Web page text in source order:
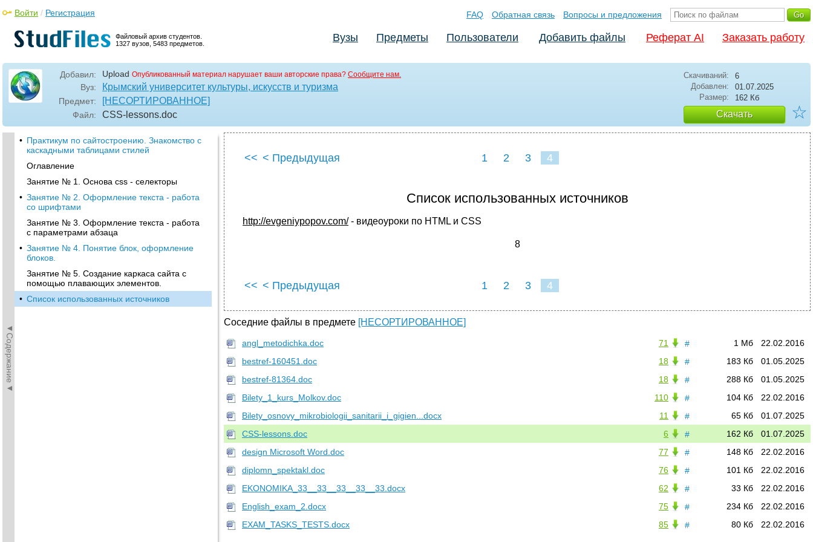
Файловый архив студентов.
1327 вузов, 5483 предметов.
Войти / Регистрация FAQ Обратная связь Вопросы и предложения
Вузы Предметы Пользователи Добавить файлы Реферат AI Заказать работу
Добавил: Upload Опубликованный материал нарушает ваши авторские права? Сообщите нам.
Вуз: Крымский университет культуры, искусств и туризма
Предмет: [НЕСОРТИРОВАННОЕ]
Файл: CSS-lessons.doc
Скачиваний:
6
Добавлен:
01.07.2025
Размер:
162 Кб
Скачать ☆
◄Содержание◄
• Практикум по сайтостроению. Знакомство с
каскадными таблицами стилей
Оглавление
Занятие № 1. Основа css - селекторы
• Занятие № 2. Оформление текста - работа
со шрифтами
Занятие № 3. Оформление текста - работа
с параметрами абзаца
• Занятие № 4. Понятие блок, оформление
блоков.
Занятие № 5. Создание каркаса сайта с
помощью плавающих элементов.
• Список использованных источников
<< < Предыдущая 1 2 3 4
Список использованных источников
http://evgeniypopov.com/- видеоуроки по HTML и CSS
8
<< < Предыдущая 1 2 3 4
Соседние файлы в предмете [НЕСОРТИРОВАННОЕ]
# 22.02.2016
1 Мб
71
angl_metodichka.doc
#
01.05.2025
183 Кб
18
bestref-160451.doc
#
01.05.2025
288 Кб
18
bestref-81364.doc
#
22.02.2016
104 Кб
110
Bilety_1_kurs_Molkov.doc
#
01.07.2025
65 Кб
11
Bilety_osnovy_mikrobiologii_sanitarii_i_gigien...docx
#
01.07.2025
162 Кб
6
CSS-lessons.doc
#
22.02.2016
148 Кб
77
design Microsoft Word.doc
#
22.02.2016
101 Кб
76
diplomn_spektakl.doc
#
22.02.2016
33 Кб
62
EKONOMIKA_33__33__33__33__33.docx
#
22.02.2016
234 Кб
75
English_exam_2.docx
#
22.02.2016
80 Кб
85
EXAM_TASKS_TESTS.docx